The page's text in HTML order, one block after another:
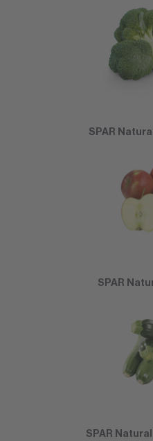
SPAR
SPAR
SPAR